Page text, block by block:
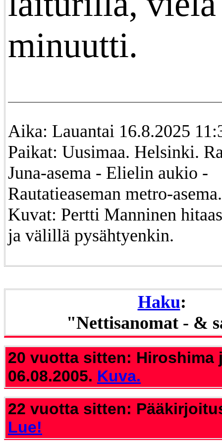
minuutti.
Aika: Lauantai 16.8.2025
Paikat: Uusimaa. Helsinki.
Juna-asema - Elielin aukio -
Rautatieaseman metro-asema.
Kuvat: Pertti Manninen
ja välillä pysähtyenkin.
Haku:
"Nettisanomat - &
20 vuotta sitten: Hiroshima
06.08.2005. Kuva.
22 vuotta sitten:
Lue!